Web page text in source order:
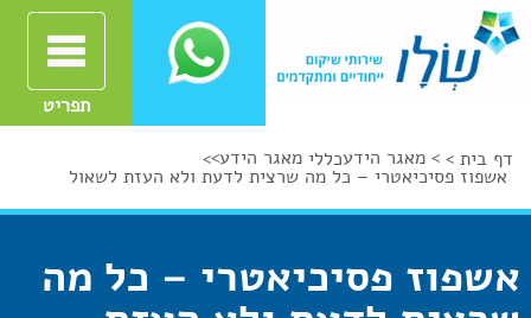
תפריט
דף בית > > מאגר הידעכללי > מאגר הידע>
אשפוז פסיכיאטרי – כל מה שרצית לדעת ולא העזת לשאול
אשפוז פסיכיאטרי – כל מה